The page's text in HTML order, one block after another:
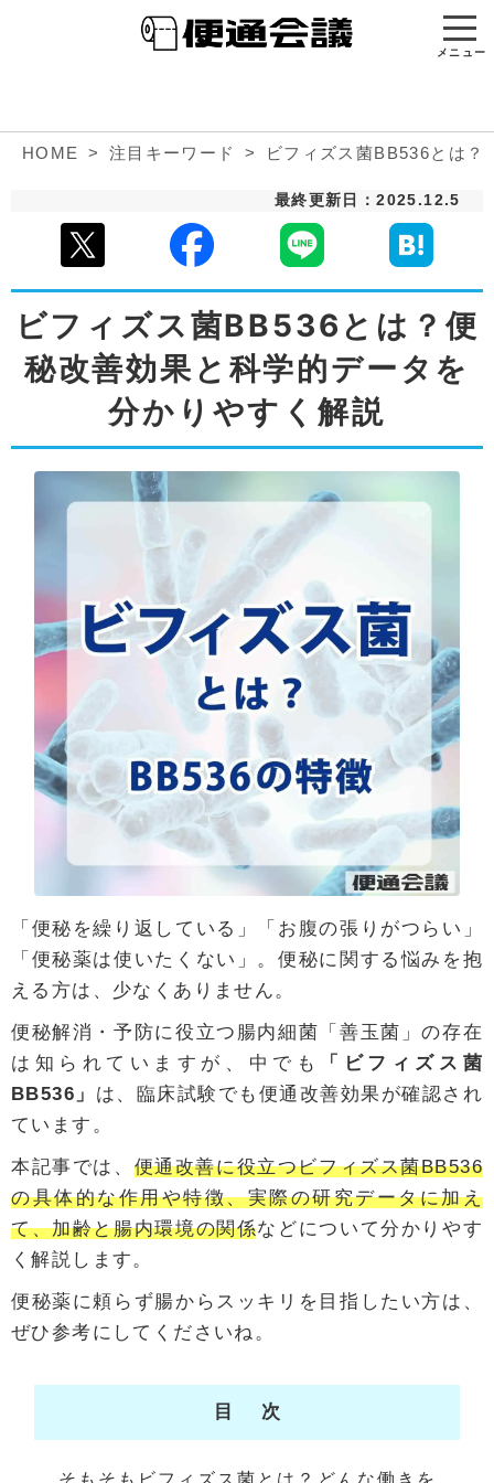
メニュー
HOME 注目キーワード ビフィズス菌BB536とは？
最終更新日：2025.12.5
ビフィズス菌BB536とは？便
秘改善効果と科学的データを
分かりやすく解説
「便秘を繰り返している」「お腹の張りがつらい」
「便秘薬は使いたくない」。便秘に関する悩みを抱
える方は、少なくありません。
便秘解消・予防に役立つ腸内細菌「善玉菌」の存在
は知られていますが、中でも
「ビフィズス菌
BB536」 は、臨床試験でも便通改善効果が確認され
ています。
本記事では、 便通改善に役立つビフィズス菌BB536
の具体的な作用や特徴、実際の研究データに加え
て、加齢と腸内環境の関係などについて分かりやす
く解説します。
便秘薬に頼らず腸からスッキリを目指したい方は、
ぜひ参考にしてくださいね。
目次
そもそもビフィズス菌とは？どんな働きを